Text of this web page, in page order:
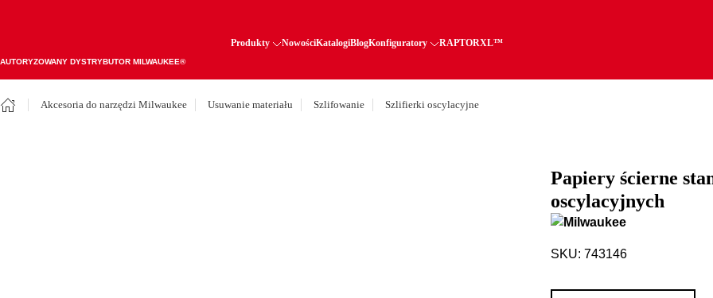
AUTORYZOWANY DYSTRYBUTOR MILWAUKEE®
Produkty NowościKatalogiBlogKonfiguratory RAPTORXL™
Akcesoria do narzędzi Milwaukee Usuwanie materiału Szlifowanie Szlifierki oscylacyjne
Papiery ścierne
oscylacyjnych
SKU: 743146